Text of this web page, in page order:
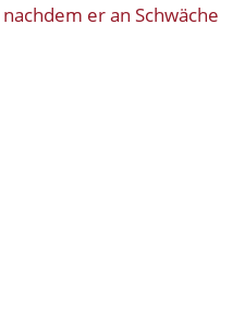
nachdem er an Schwäche